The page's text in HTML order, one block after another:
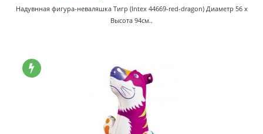
Надувнная фигура-неваляшка Тигр (Intex 44669-red-dragon) Диаметр 56 x
Высота 94см..